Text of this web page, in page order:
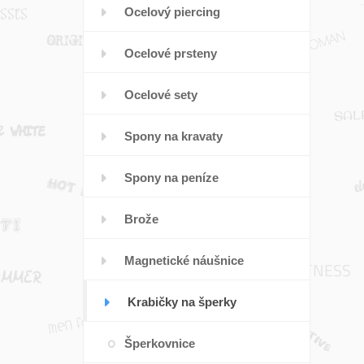
Ocelový piercing
Ocelové prsteny
Ocelové sety
Spony na kravaty
Spony na peníze
Brože
Magnetické náušnice
Krabičky na šperky
Šperkovnice